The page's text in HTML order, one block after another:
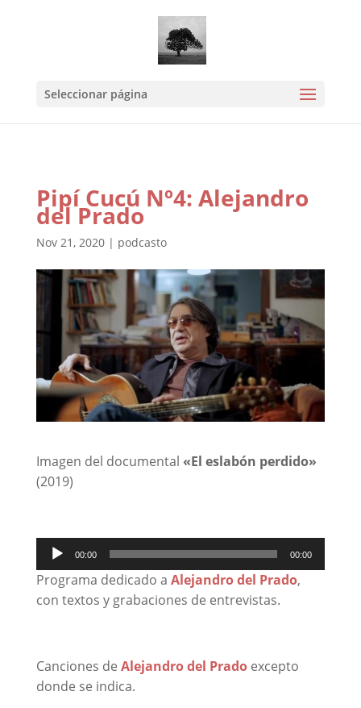
Seleccionar página
Pipí Cucú Nº4: Alejandro
del Prado
Nov 21, 2020| podcasto
Imagen del documental «El eslabón perdido»
(2019)
Reproductor
de
audio
00:00 00:00
Programa dedicado a Alejandro del Prado,
con textos y grabaciones de entrevistas.
Canciones de Alejandro del Pradoexcepto
donde se indica.